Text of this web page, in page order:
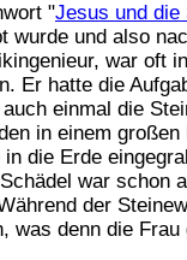
"Jesus und die
und also
war oft
Er hatte die
einmal die
in einem
die Erde
war schon
der
was denn die